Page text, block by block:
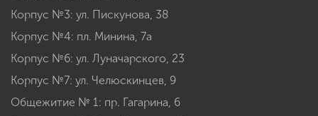
Корпус №3: ул. Пискунова, 38
Корпус №4: пл. Минина, 7а
Корпус №6: ул. Луначарского, 23
Корпус №7: ул. Челюскинцев, 9
Общежитие № 1: пр. Гагарина, 6